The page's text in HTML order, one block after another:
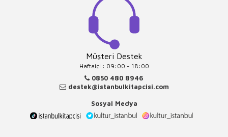
Müşteri Destek
Haftaiçi : 09:00 - 18:00
0850 480 8946
destek@istanbulkitapcisi.com
Sosyal Medya